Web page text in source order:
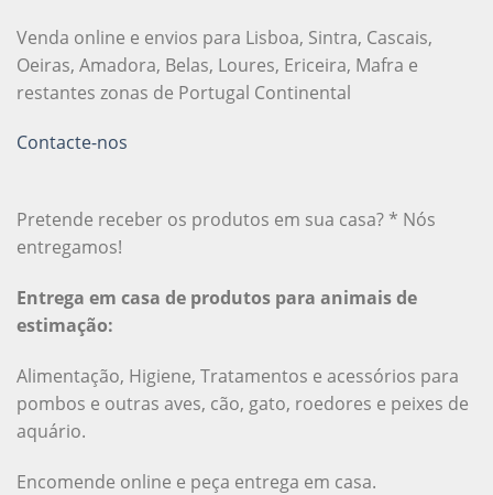
Venda online e envios para Lisboa, Sintra, Cascais,
Oeiras, Amadora, Belas, Loures, Ericeira, Mafra e
restantes zonas de Portugal Continental
Contacte-nos
Pretende receber os produtos em sua casa? * Nós
entregamos!
Entrega em casa de produtos para animais de
estimação:
Alimentação, Higiene, Tratamentos e acessórios para
pombos e outras aves, cão, gato, roedores e peixes de
aquário.
Encomende online e peça entrega em casa.